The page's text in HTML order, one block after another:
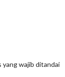
yang wajib ditandai